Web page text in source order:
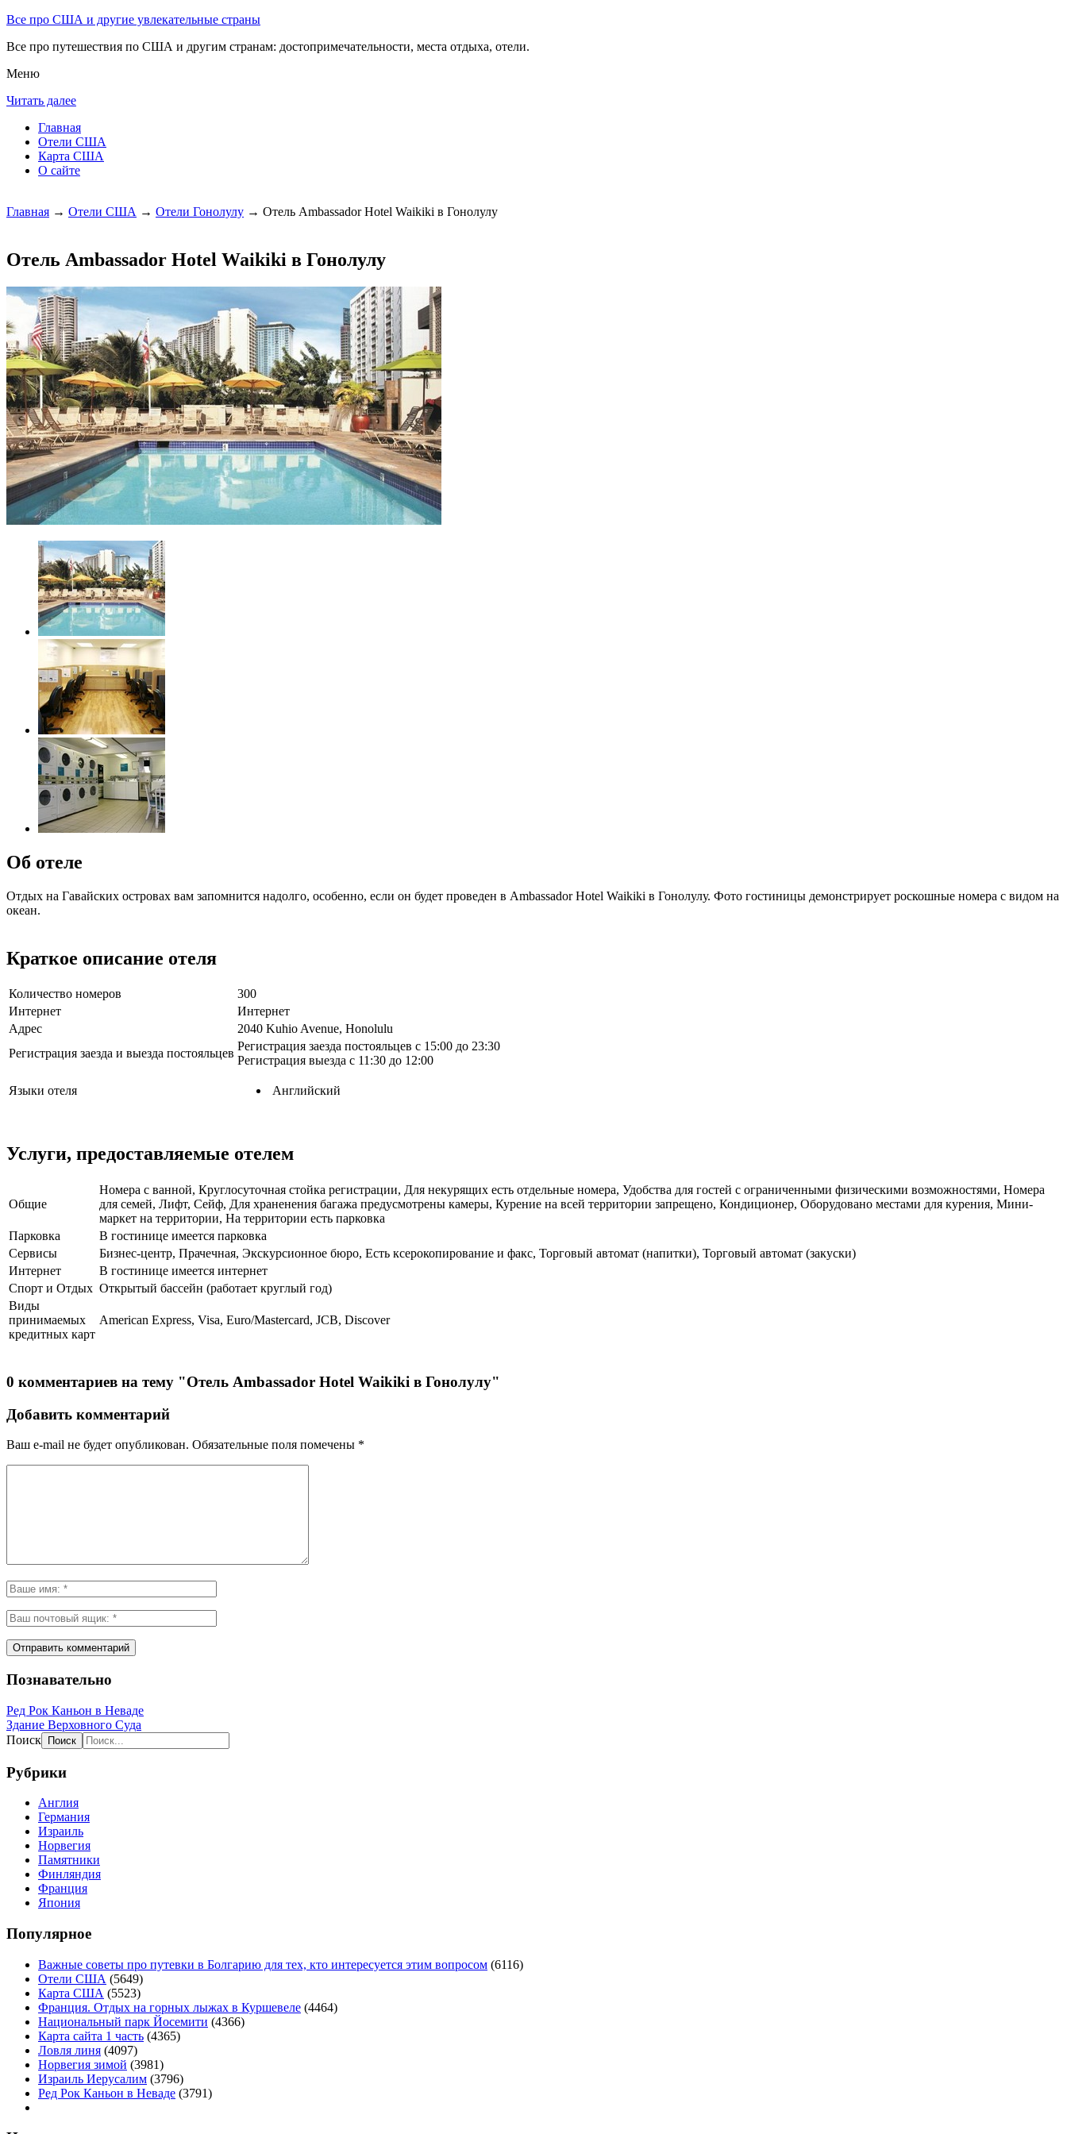
Все про США и другие увлекательные страны
Все про путешествия по США и другим странам: достопримечательности, места отдыха, отели.
Меню
Читать далее
Главная
Отели США
Карта США
О сайте
Главная → Отели США → Отели Гонолулу → Отель Ambassador Hotel Waikiki в Гонолулу
Отель Ambassador Hotel Waikiki в Гонолулу
Об отеле
Отдых на Гавайских островах вам запомнится надолго, особенно, если он будет проведен в Ambassador Hotel Waikiki в Гонолулу. Фото гостиницы демонстрирует роскошные номера с видом на
океан.
Краткое описание отеля
Количество номеров
300
Интернет
Интернет
Адрес
2040 Kuhio Avenue, Honolulu
Регистрация заезда и выезда постояльцев
Регистрация заезда постояльцев с 15:00 до 23:30
Регистрация выезда с 11:30 до 12:00
Языки отеля Английский
Услуги, предоставляемые отелем
Общие
Номера с ванной, Круглосуточная стойка регистрации, Для некурящих есть отдельные номера, Удобства для гостей с ограниченными физическими возможностями, Номера
для семей, Лифт, Сейф, Для храненения багажа предусмотрены камеры, Курение на всей территории запрещено, Кондиционер, Оборудовано местами для курения, Мини-
маркет на территории, На территории есть парковка
Парковка
В гостинице имеется парковка
Сервисы
Бизнес-центр, Прачечная, Экскурсионное бюро, Есть ксерокопирование и факс, Торговый автомат (напитки), Торговый автомат (закуски)
Интернет
В гостинице имеется интернет
Спорт и Отдых Открытый бассейн (работает круглый год)
Виды
принимаемых
кредитных карт
American Express, Visa, Euro/Mastercard, JCB, Discover
0 комментариев на тему "Отель Ambassador Hotel Waikiki в Гонолулу"
Добавить комментарий
Ваш e-mail не будет опубликован. Обязательные поля помечены *
Познавательно
Ред Рок Каньон в Неваде
Здание Верховного Суда
Поиск
Рубрики
Англия
Германия
Израиль
Норвегия
Памятники
Финляндия
Франция
Япония
Популярное
Важные советы про путевки в Болгарию для тех, кто интересуется этим вопросом (6116)
Отели США (5649)
Карта США (5523)
Франция. Отдых на горных лыжах в Куршевеле (4464)
Национальный парк Йосемити (4366)
Карта сайта 1 часть (4365)
Ловля линя (4097)
Норвегия зимой (3981)
Израиль Иерусалим (3796)
Ред Рок Каньон в Неваде (3791)